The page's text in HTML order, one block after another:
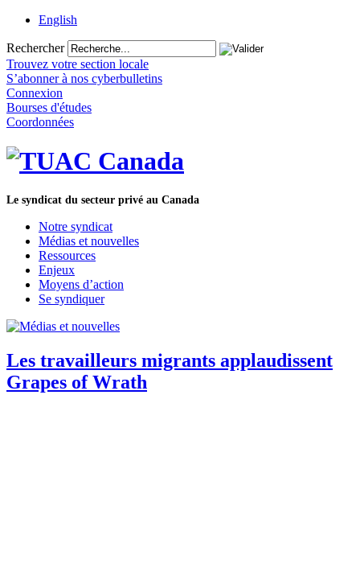
English
Rechercher
Trouvez votre section locale
S’abonner à nos cyberbulletins
Connexion
Bourses d'études
Coordonnées
Le syndicat du secteur privé au Canada
Notre syndicat
Médias et nouvelles
Ressources
Enjeux
Moyens d’action
Se syndiquer
Les travailleurs migrants applaudissent
Grapes of Wrath